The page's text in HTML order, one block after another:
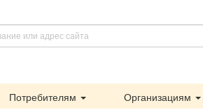
Потребителям Организациям